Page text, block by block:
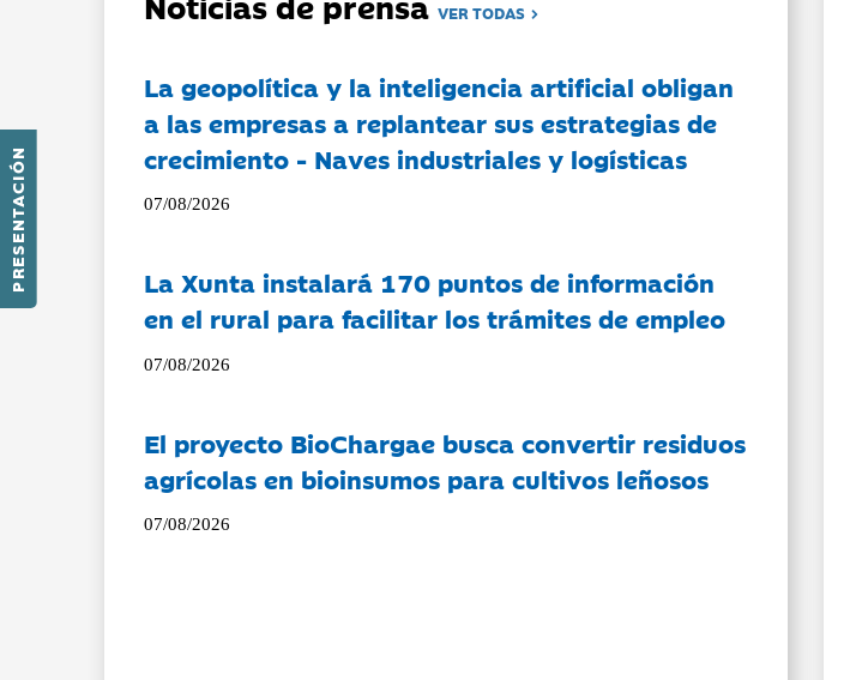
PRESENTACIÓN
VER TODAS
La geopolítica y la inteligencia artificial obligan
a las empresas a replantear sus estrategias de
crecimiento - Naves industriales y logísticas
07/08/2026
La Xunta instalará 170 puntos de información
en el rural para facilitar los trámites de empleo
07/08/2026
El proyecto BioChargae busca convertir residuos
agrícolas en bioinsumos para cultivos leñosos
07/08/2026